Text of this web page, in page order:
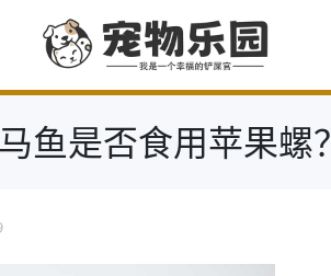
鱼是否食用苹果螺？